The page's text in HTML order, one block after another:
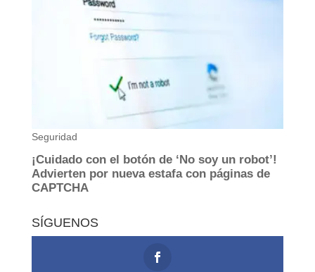
SÍGUENOS